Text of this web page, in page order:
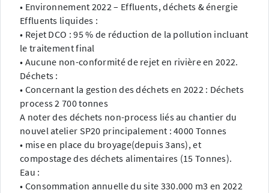
• Environnement 2022 – Effluents, déchets & énergie
Effluents liquides :
• Rejet DCO : 95 % de réduction de la pollution incluant
le traitement final
• Aucune non-conformité de rejet en rivière en 2022.
Déchets :
• Concernant la gestion des déchets en 2022 : Déchets
process 2 700 tonnes
A noter des déchets non-process liés au chantier du
nouvel atelier SP20 principalement : 4000 Tonnes
• mise en place du broyage(depuis 3ans), et
compostage des déchets alimentaires (15 Tonnes).
Eau :
• Consommation annuelle du site 330.000 m3 en 2022